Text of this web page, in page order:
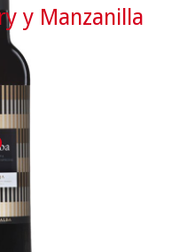
y Manzanilla